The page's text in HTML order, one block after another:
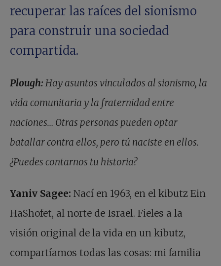
recuperar las raíces del sionismo
para construir una sociedad
compartida.
Plough: Hay asuntos vinculados al sionismo, la
vida comunitaria y la fraternidad entre
naciones… Otras personas pueden optar
batallar contra ellos, pero tú naciste en ellos.
¿Puedes contarnos tu historia?
Yaniv Sagee: Nací en 1963, en el kibutz Ein
HaShofet, al norte de Israel. Fieles a la
visión original de la vida en un kibutz,
compartíamos todas las cosas: mi familia